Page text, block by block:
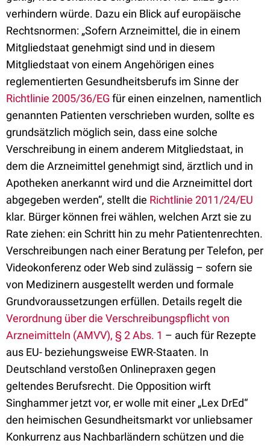
verhindern würde. Dazu ein Blick auf europäische
Rechtsnormen: „Sofern Arzneimittel, die in einem
Mitgliedstaat genehmigt sind und in diesem
Mitgliedstaat von einem Angehörigen eines
reglementierten Gesundheitsberufs im Sinne der
Richtlinie 2005/36/EG für einen einzelnen, namentlich
genannten Patienten verschrieben wurden, sollte es
grundsätzlich möglich sein, dass eine solche
Verschreibung in einem anderem Mitgliedstaat, in
dem die Arzneimittel genehmigt sind, ärztlich und in
Apotheken anerkannt wird und die Arzneimittel dort
abgegeben werden“, stellt die Richtlinie 2011/24/EU
klar. Bürger können frei wählen, welchen Arzt sie zu
Rate ziehen: ein Schritt hin zu mehr Patientenrechten.
Verschreibungen nach einer Beratung per Telefon, per
Videokonferenz oder Web sind zulässig – sofern sie
von Medizinern ausgestellt werden und formale
Grundvoraussetzungen erfüllen. Details regelt die
Verordnung über die Verschreibungspflicht von
Arzneimitteln (AMVV), § 2 Abs. 1 – auch für Rezepte
aus EU- beziehungsweise EWR-Staaten. In
Deutschland verstoßen Onlinepraxen gegen
geltendes Berufsrecht. Die Opposition wirft
Singhammer jetzt vor, er wolle mit einer „Lex DrEd“
den heimischen Gesundheitsmarkt vor unliebsamer
Konkurrenz aus Nachbarländern schützen und die